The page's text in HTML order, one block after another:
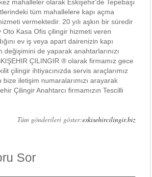
mahalleler olarak Eskişehir'de Tepebaşı
tüm mahallelere kapı açma
vermektedir. 20 yılı aşkın bir süredir
Oto Kasa Ofis çilingir hizmeti veren
ev iş veya apart dairenizin kapı
de yaparak anahtarlarınızı
ÇILINGIR ® olarak firmamız gece
çilingir ihtiyacınızda servis araçlarımız
iletişim numaralarımızı arayarak
Çilingir Anahtarcı firmamızın Tescilli
Tüm gönderileri göster:eskisehircilingir.biz
Sor